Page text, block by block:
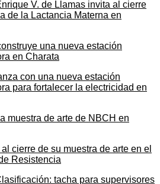
V. de Llamas invita al cierre
de la Lactancia Materna en
con una nueva estación
para fortalecer la electricidad en
cierre de su muestra de arte en el
Resistencia